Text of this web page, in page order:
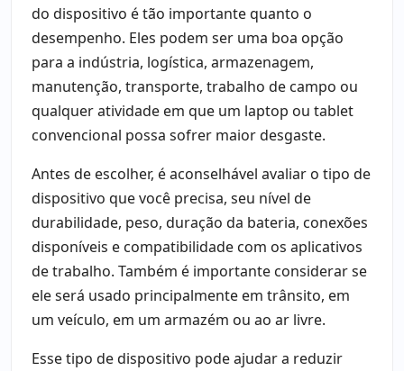
do dispositivo é tão importante quanto o
desempenho. Eles podem ser uma boa opção
para a indústria, logística, armazenagem,
manutenção, transporte, trabalho de campo ou
qualquer atividade em que um laptop ou tablet
convencional possa sofrer maior desgaste.
Antes de escolher, é aconselhável avaliar o tipo de
dispositivo que você precisa, seu nível de
durabilidade, peso, duração da bateria, conexões
disponíveis e compatibilidade com os aplicativos
de trabalho. Também é importante considerar se
ele será usado principalmente em trânsito, em
um veículo, em um armazém ou ao ar livre.
Esse tipo de dispositivo pode ajudar a reduzir